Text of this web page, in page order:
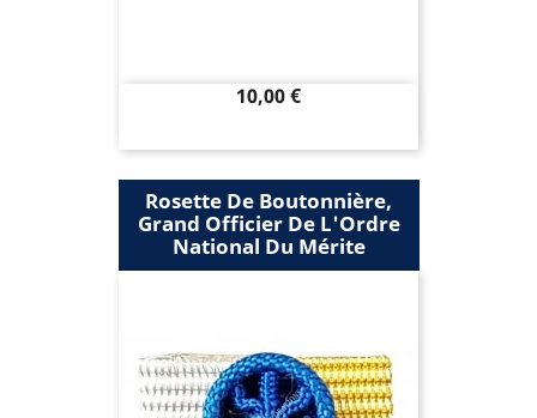
Prix
10,00 €
Rosette De Boutonnière,
Grand Officier De L'Ordre
National Du Mérite